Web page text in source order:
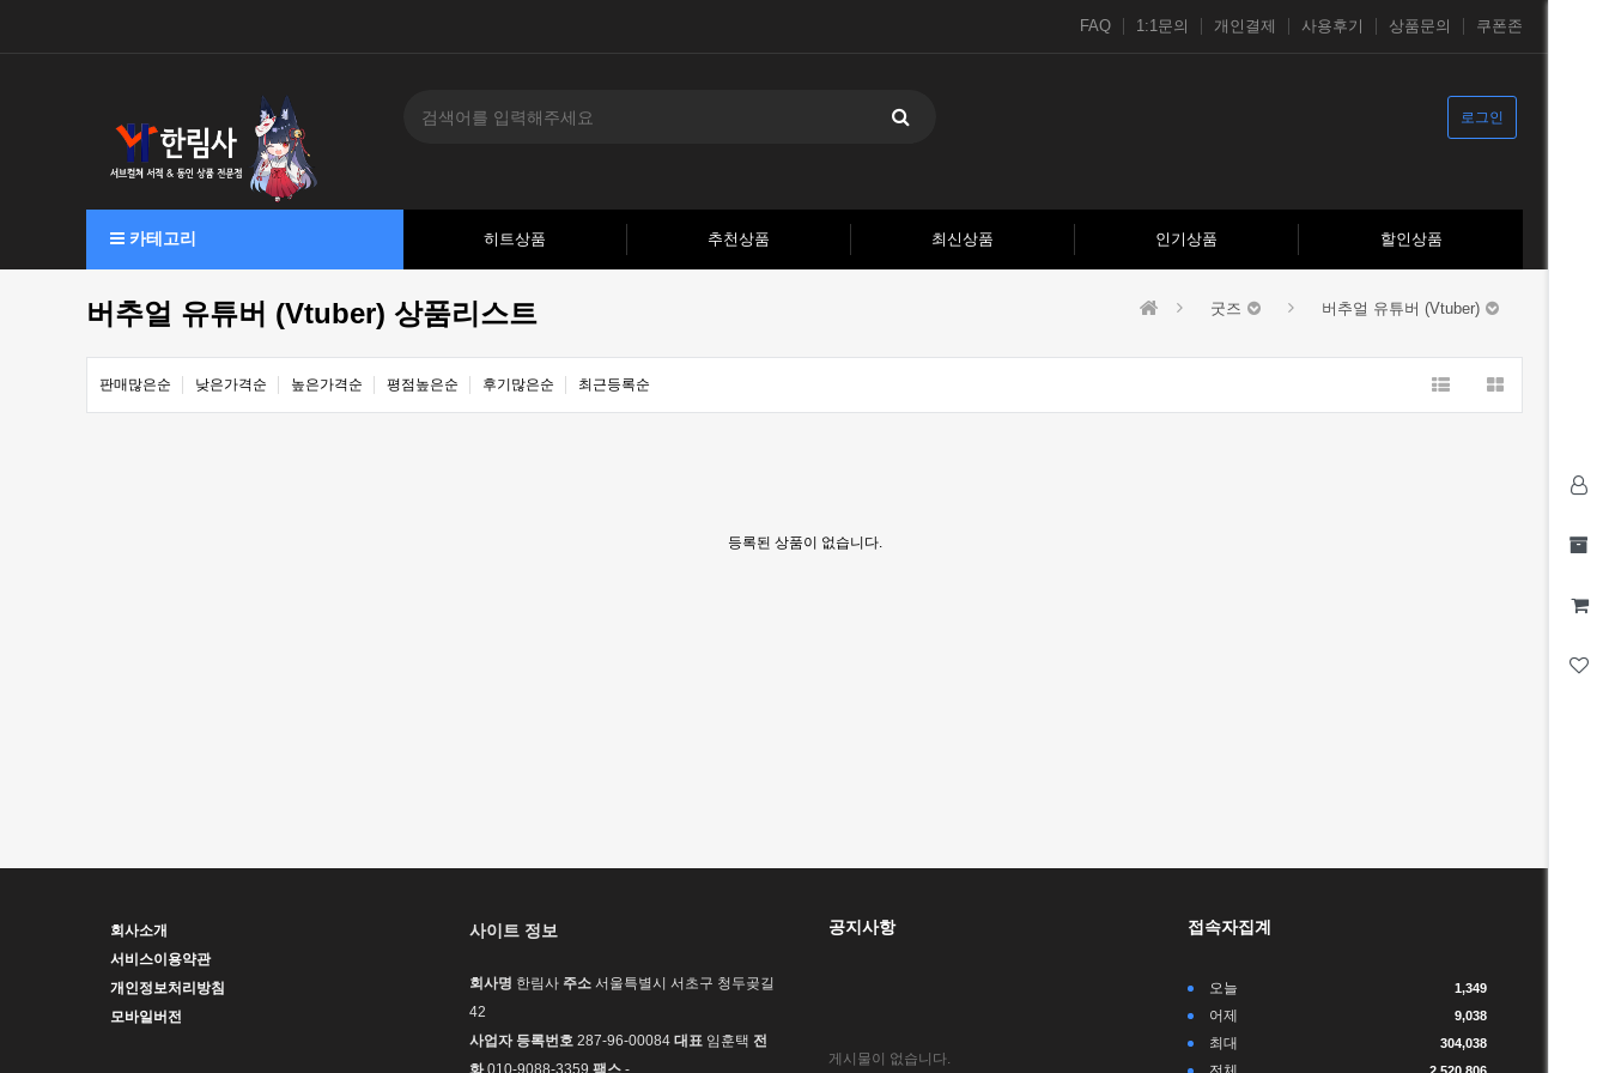
FAQ 1:1문의 개인결제 사용후기 상품문의 쿠폰존
로그인
카테고리 히트상품 추천상품 최신상품 인기상품 할인상품
버추얼 유튜버 (Vtuber) 상품리스트 굿즈 버추얼 유튜버 (Vtuber)
판매많은순 낮은가격순 높은가격순 평점높은순 후기많은순 최근등록순
등록된 상품이 없습니다.
회사소개
서비스이용약관
개인정보처리방침
모바일버전
사이트 정보
회사명 한림사 주소 서울특별시 서초구 청두곶길
42
사업자 등록번호 287-96-00084 대표 임훈택 전
화010-9088-3359 팩스 -
공지사항
게시물이 없습니다.
접속자집계
오늘 1,349
어제 9,038
최대 304,038